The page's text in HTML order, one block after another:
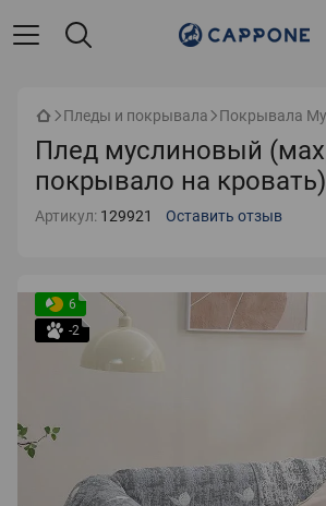
Пледы и покрывала Покрывала
Плед муслиновый
покрывало на
Артикул: 129921 Оставить отзыв
6
-2